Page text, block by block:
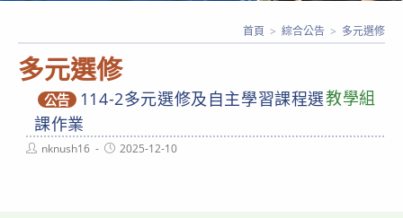
多元選修
首頁 > 綜合公告 > 多元選修
公告 教學組
114-2多元選修及自主學習課程選
課作業
Postnknush16
Post2025-12-10